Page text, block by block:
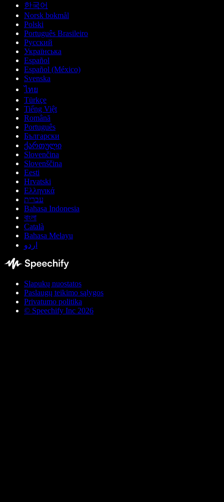
한국어
Norsk bokmål
Polski
Português Brasileiro
Русский
Українська
Español
Español (México)
Svenska
ไทย
Türkçe
Tiếng Việt
Română
Português
Български
ქართული
Slovenčina
Slovenščina
Eesti
Hrvatski
Ελληνικά
עברית
Bahasa Indonesia
বাংলা
Català
Bahasa Melayu
اردو
Slapukų nuostatos
Paslaugų teikimo sąlygos
Privatumo politika
© Speechify Inc 2026